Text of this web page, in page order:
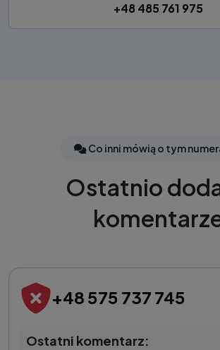
+48 485 761 975
Co inni mówią o tym
Ostatnio
+48 575 737 745
Ostatni komentarz: